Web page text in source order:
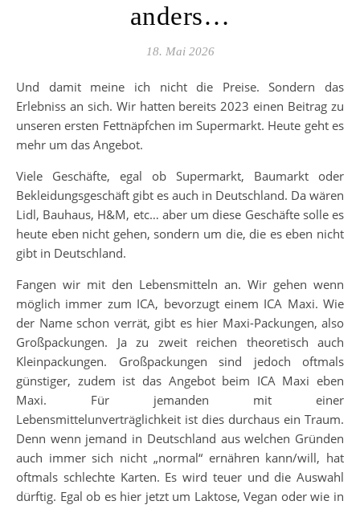
anders…
18. Mai 2026
Und damit meine ich nicht die Preise. Sondern das
Erlebniss an sich. Wir hatten bereits 2023 einen Beitrag zu
unseren ersten Fettnäpfchen im Supermarkt. Heute geht es
mehr um das Angebot.
Viele Geschäfte, egal ob Supermarkt, Baumarkt oder
Bekleidungsgeschäft gibt es auch in Deutschland. Da wären
Lidl, Bauhaus, H&M, etc… aber um diese Geschäfte solle es
heute eben nicht gehen, sondern um die, die es eben nicht
gibt in Deutschland.
Fangen wir mit den Lebensmitteln an. Wir gehen wenn
möglich immer zum ICA, bevorzugt einem ICA Maxi. Wie
der Name schon verrät, gibt es hier Maxi-Packungen, also
Großpackungen. Ja zu zweit reichen theoretisch auch
Kleinpackungen. Großpackungen sind jedoch oftmals
günstiger, zudem ist das Angebot beim ICA Maxi eben
Maxi. Für jemanden mit einer
Lebensmittelunverträglichkeit ist dies durchaus ein Traum.
Denn wenn jemand in Deutschland aus welchen Gründen
auch immer sich nicht „normal“ ernähren kann/will, hat
oftmals schlechte Karten. Es wird teuer und die Auswahl
dürftig. Egal ob es hier jetzt um Laktose, Vegan oder wie in